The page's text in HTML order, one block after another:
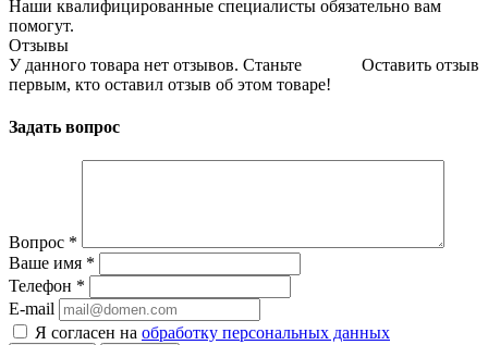
Наши квалифицированные специалисты обязательно вам
помогут.
Отзывы
Оставить отзыв
У данного товара нет отзывов. Станьте
первым, кто оставил отзыв об этом товаре!
Задать вопрос
Вопрос *
Ваше имя *
Телефон *
E-mail
Я согласен на обработку персональных данных